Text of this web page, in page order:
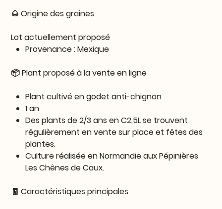
🌰 Origine des graines
Lot actuellement proposé
Provenance : Mexique
📦 Plant proposé à la vente en ligne
Plant cultivé en godet anti-chignon
1 an
Des plants de 2/3 ans en C2,5L se trouvent
régulièrement en vente sur place et fêtes des
plantes.
Culture réalisée en Normandie aux Pépinières
Les Chênes de Caux.
🧾 Caractéristiques principales